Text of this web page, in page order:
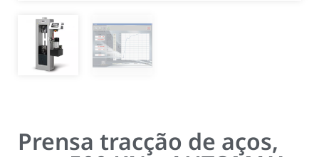
Prensa tracção de aços,